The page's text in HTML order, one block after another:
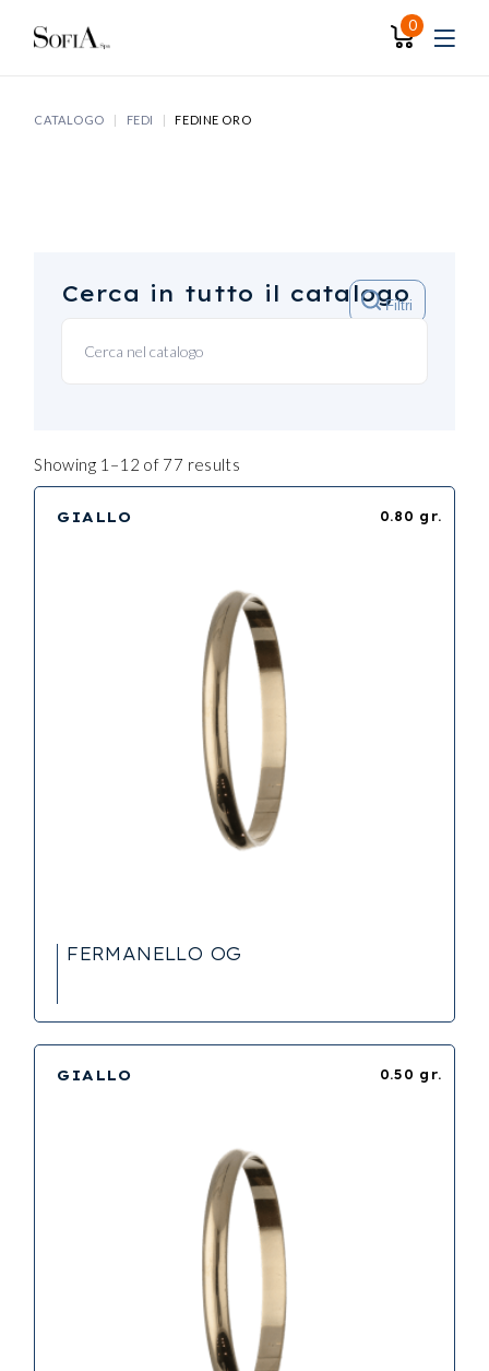
0
CATALOGO FEDI FEDINE ORO
Cerca in tutto il catalogo
Filtri
Showing 1–12 of 77 results
0.80 gr.
GIALLO
FERMANELLO OG
0.50 gr.
GIALLO